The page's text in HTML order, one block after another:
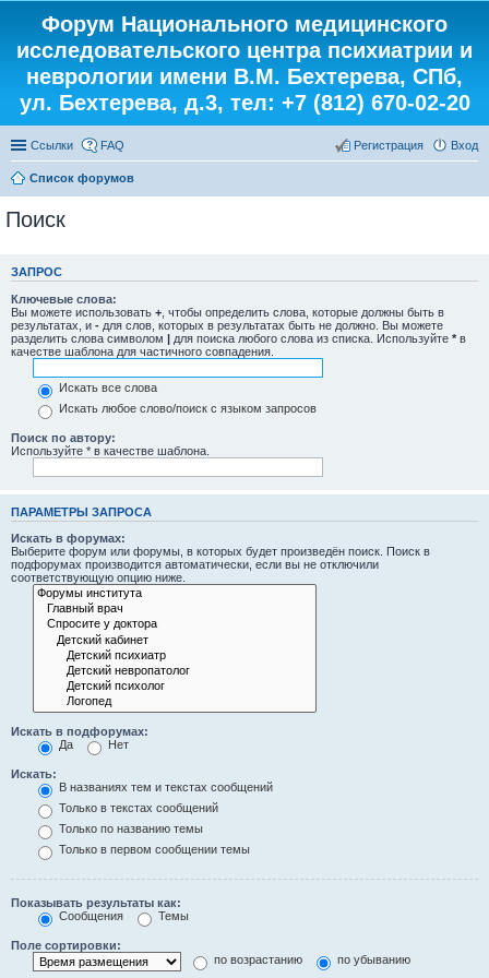
Форум Национального медицинского
исследовательского центра психиатрии и
неврологии имени В.М. Бехтерева, СПб,
ул. Бехтерева, д.3, тел: +7 (812) 670-02-20
Ссылки FAQ Вход
Регистрация
Список форумов
Поиск
ЗАПРОС
Ключевые слова:
Вы можете использовать + , чтобы определить слова, которые должны быть в
результатах, и - для слов, которых в результатах быть не должно. Вы можете
разделить слова символом | для поиска любого слова из списка. Используйте * в
качестве шаблона для частичного совпадения.
Искать все слова
Искать любое слово/поиск с языком запросов
Поиск по автору:
Используйте * в качестве шаблона.
ПАРАМЕТРЫ ЗАПРОСА
Искать в форумах:
Выберите форум или форумы, в которых будет произведён поиск. Поиск в
подфорумах производится автоматически, если вы не отключили
соответствующую опцию ниже.
Искать в подфорумах:
Да
Нет
Искать:
В названиях тем и текстах сообщений
Только в текстах сообщений
Только по названию темы
Только в первом сообщении темы
Показывать результаты как:
Сообщения
Темы
Поле сортировки:
по возрастанию
по убыванию